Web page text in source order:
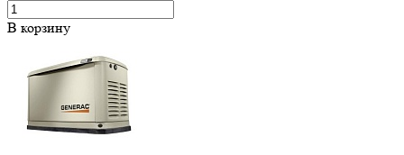
В корзину